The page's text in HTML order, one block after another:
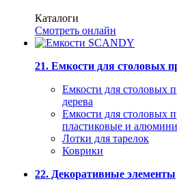
Каталоги
Смотреть онлайн
21. Емкости для столовых
Емкости для столовых
дерева
Емкости для столовых
пластиковые и
Лотки для тарелок
Коврики
22. Декоративные элементы